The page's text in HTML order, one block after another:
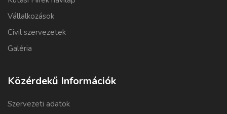
Vállalkozások
Civil szervezetek
Galéria
Közérdekű Információk
Szervezeti adatok